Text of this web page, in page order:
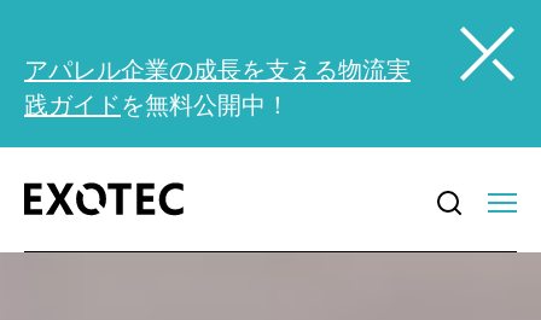
アパレル企業の成長を支える物流実
践ガイドを無料公開中！